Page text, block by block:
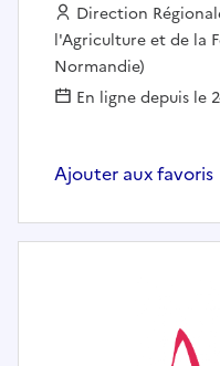
Employeur :
Direction
l'Agriculture et de la
Normandie)
En ligne depuis le
Ajouter aux favoris